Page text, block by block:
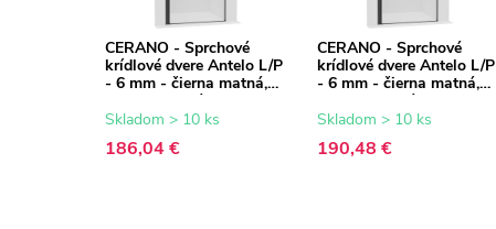
CERANO - Sprchové
krídlové dvere Antelo L/P
- 6 mm - čierna matná,
transparentné sklo -
80x190 cm
Skladom > 10 ks
186,04 €
CERANO - Sprchové
krídlové dvere Antelo L/P
- 6 mm - čierna matná,
transparentné sklo -
90x190 cm
Skladom > 10 ks
190,48 €